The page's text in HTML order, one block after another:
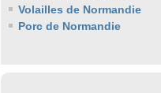
Volailles de Normandie
Porc de Normandie